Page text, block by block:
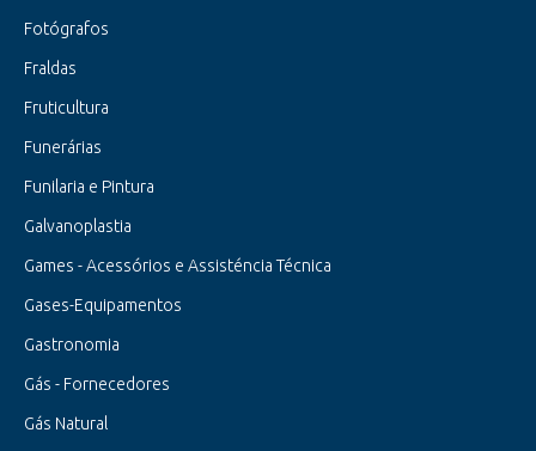
Fotógrafos
Fraldas
Fruticultura
Funerárias
Funilaria e Pintura
Galvanoplastia
Games - Acessórios e Assisténcia Técnica
Gases-Equipamentos
Gastronomia
Gás - Fornecedores
Gás Natural